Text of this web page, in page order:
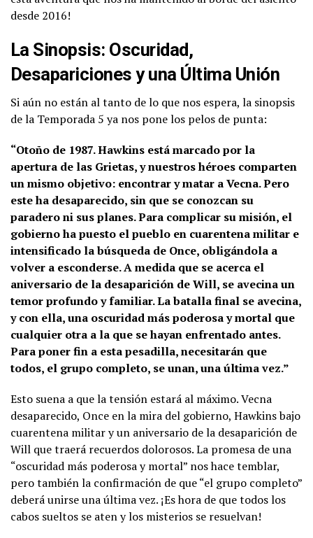
desde 2016!
La Sinopsis: Oscuridad,
Desapariciones y una Última Unión
Si aún no están al tanto de lo que nos espera, la sinopsis
de la Temporada 5 ya nos pone los pelos de punta:
“Otoño de 1987. Hawkins está marcado por la
apertura de las Grietas, y nuestros héroes comparten
un mismo objetivo: encontrar y matar a Vecna. Pero
este ha desaparecido, sin que se conozcan su
paradero ni sus planes. Para complicar su misión, el
gobierno ha puesto el pueblo en cuarentena militar e
intensificado la búsqueda de Once, obligándola a
volver a esconderse. A medida que se acerca el
aniversario de la desaparición de Will, se avecina un
temor profundo y familiar. La batalla final se avecina,
y con ella, una oscuridad más poderosa y mortal que
cualquier otra a la que se hayan enfrentado antes.
Para poner fin a esta pesadilla, necesitarán que
todos, el grupo completo, se unan, una última vez.”
Esto suena a que la tensión estará al máximo. Vecna
desaparecido, Once en la mira del gobierno, Hawkins bajo
cuarentena militar y un aniversario de la desaparición de
Will que traerá recuerdos dolorosos. La promesa de una
“oscuridad más poderosa y mortal” nos hace temblar,
pero también la confirmación de que “el grupo completo”
deberá unirse una última vez. ¡Es hora de que todos los
cabos sueltos se aten y los misterios se resuelvan!